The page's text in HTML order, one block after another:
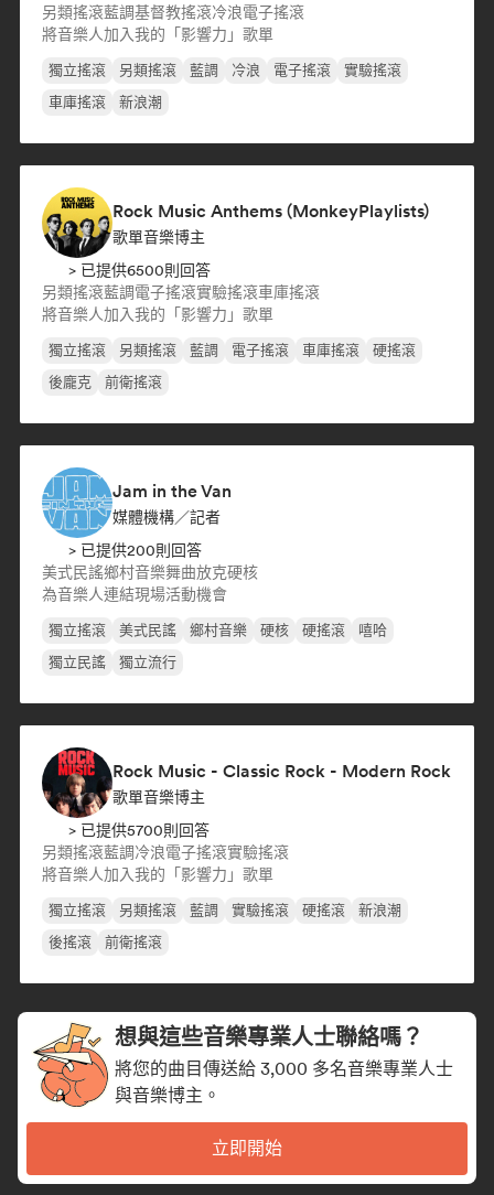
另類搖滾藍調基督教搖滾冷浪電子搖滾
將音樂人加入我的「影響力」歌單
獨立搖滾 另類搖滾 藍調 冷浪 電子搖滾
實驗搖滾
車庫搖滾
新浪潮
Rock Music Anthems (MonkeyPlaylists)
歌單音樂博主
> 已提供6500則回答
另類搖滾藍調電子搖滾實驗搖滾車庫搖滾
將音樂人加入我的「影響力」歌單
獨立搖滾 另類搖滾 藍調 電子搖滾 車庫搖滾
硬搖滾
後龐克
前衛搖滾
Jam in the Van
媒體機構／記者
> 已提供200則回答
美式民謠鄉村音樂舞曲放克硬核
為音樂人連結現場活動機會
獨立搖滾 美式民謠 鄉村音樂 硬核 硬搖滾
嘻哈
獨立民謠
獨立流行
Rock Music - Classic Rock - Modern Rock
歌單音樂博主
> 已提供5700則回答
另類搖滾藍調冷浪電子搖滾實驗搖滾
將音樂人加入我的「影響力」歌單
獨立搖滾 另類搖滾 藍調 實驗搖滾 硬搖滾
新浪潮
後搖滾
前衛搖滾
想與這些音樂專業人士聯絡嗎？
將您的曲目傳送給 3,000 多名音樂專業人士
與音樂博主。
立即開始